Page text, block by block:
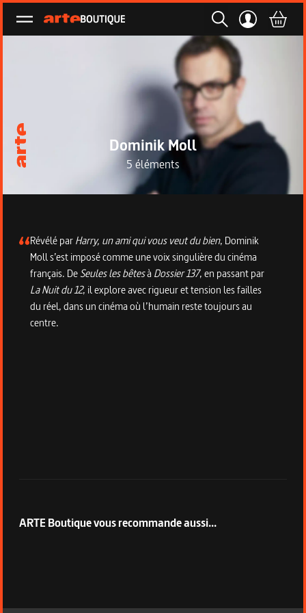
Ouvrir le menu
Dominik Moll
5 éléments
Description de la collection
Révélé parHarry, un ami qui vous veut du bien, Dominik
Moll s’est imposé comme une voix singulière du cinéma
français. DeSeules les bêtesàDossier 137, en passant par
La Nuit du 12, il explore avec rigueur et tension les failles
du réel, dans un cinéma où l’humain reste toujours au
centre.
ARTE Boutique vous recommande aussi...